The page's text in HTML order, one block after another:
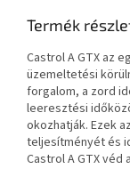
Termék
Castrol A GTX az
üzemeltetési
forgalom, a zord
leeresztési
okozhatják. Ezek
teljesítményét és
Castrol A GTX